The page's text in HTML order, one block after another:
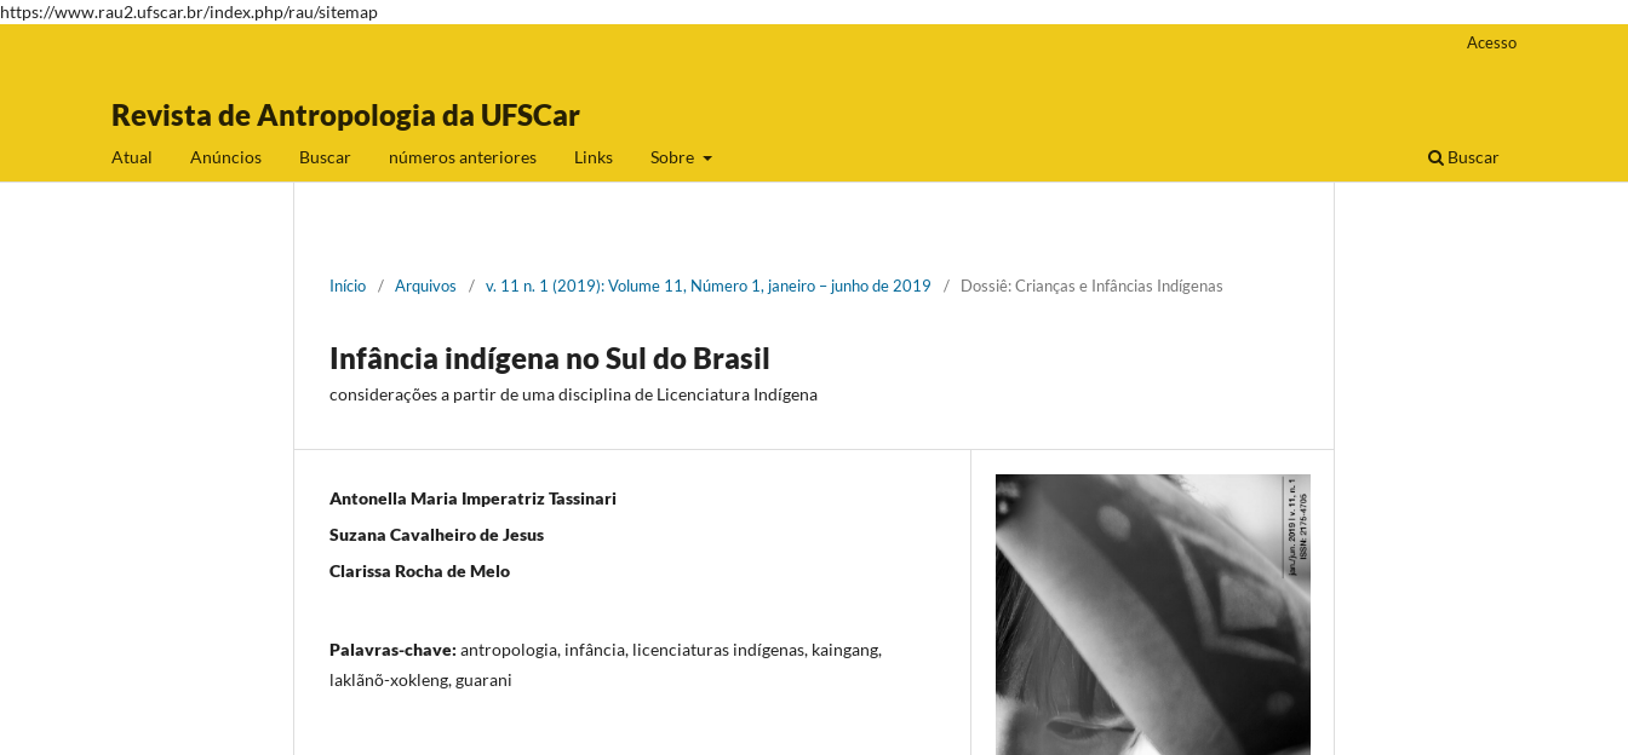
https://www.rau2.ufscar.br/index.php/rau/sitemap
Revista de Antropologia da UFSCar
Atual Anúncios Buscar números anteriores Links Sobre Buscar
Acesso
Início / Arquivos / v. 11 n. 1 (2019): Volume 11, Número 1, janeiro – junho de 2019 / Dossiê: Crianças e Infâncias Indígenas
Infância indígena no Sul do Brasil
considerações a partir de uma disciplina de Licenciatura Indígena
Antonella Maria Imperatriz Tassinari
Suzana Cavalheiro de Jesus
Clarissa Rocha de Melo
Palavras-chave: antropologia, infância, licenciaturas indígenas, kaingang,
laklãnõ-xokleng, guarani